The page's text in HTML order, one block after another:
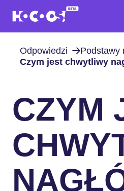
Odpowiedzi
Podstawy
Czym jest chwytliwy
CZYM